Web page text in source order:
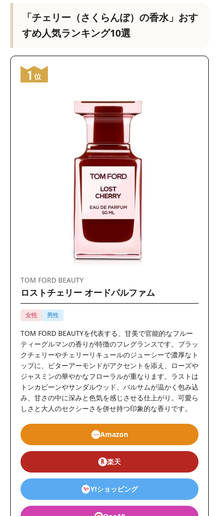
「チェリー（さくらんぼ）の香水」おす
すめ人気ランキング10選
TOM FORD BEAUTY
ロストチェリー オードパルファム
女性 男性
TOM FORD BEAUTYを代表する、甘美で官能的なフルー
ティーグルマンの香りが特徴のフレグランスです。ブラッ
クチェリーやチェリーリキュールのジューシーで濃厚なト
ップに、ビターアーモンドがアクセントを添え、ローズや
ジャスミンの華やかなフローラルが重なります。ラストは
トンカビーンやサンダルウッド、バルサムが温かく包み込
み、甘さの中に深みと色気を感じさせる仕上がり。可愛ら
しさと大人のセクシーさを併せ持つ印象的な香りです。
Amazon
楽天
Y!ショッピング